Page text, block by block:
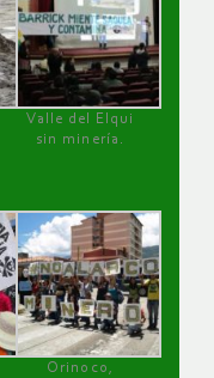
Valle del Elqui
sin minería.
Orinoco,